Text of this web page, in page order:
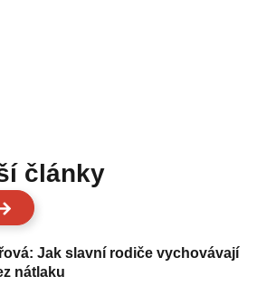
články
Jak slavní rodiče vychovávají
nátlaku